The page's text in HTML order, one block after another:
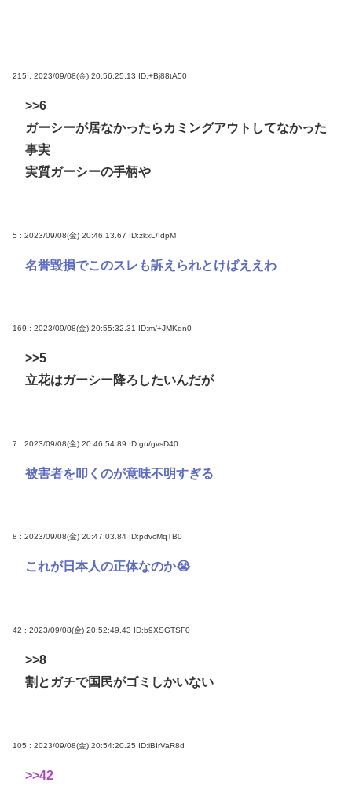
215 : 2023/09/08(金) 20:56:25.13 ID:+Bj88tA50
>>6
ガーシーが居なかったらカミングアウトしてなかった
事実
実質ガーシーの手柄や
5 : 2023/09/08(金) 20:46:13.67 ID:zkxL/IdpM
名誉毀損でこのスレも訴えられとけばええわ
169 : 2023/09/08(金) 20:55:32.31 ID:m/+JMKqn0
>>5
立花はガーシー降ろしたいんだが
7 : 2023/09/08(金) 20:46:54.89 ID:gu/gvsD40
被害者を叩くのが意味不明すぎる
8 : 2023/09/08(金) 20:47:03.84 ID:pdvcMqTB0
これが日本人の正体なのか😭
42 : 2023/09/08(金) 20:52:49.43 ID:b9XSGTSF0
>>8
割とガチで国民がゴミしかいない
105 : 2023/09/08(金) 20:54:20.25 ID:iBIrVaR8d
>>42